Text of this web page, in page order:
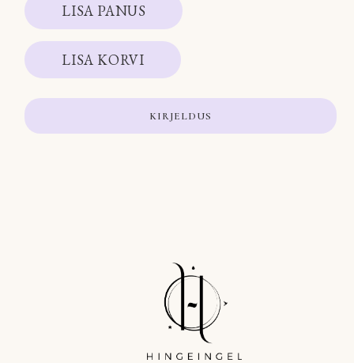
LISA PANUS
LISA KORVI
KIRJELDUS